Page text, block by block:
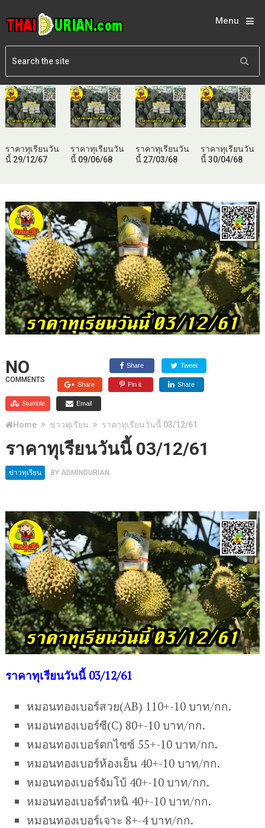
Menu
ราคาทุเรียนวัน
นี้ 29/12/67
ราคาทุเรียนวัน
นี้ 09/06/68
ราคาทุเรียนวัน
นี้ 27/03/68
ราคาทุเรียนวัน
นี้ 30/04/68
NO
COMMENTS
Share Tweet
Share Pin it Share
Stumble Email
Home ข่าวทุเรียน ราคาทุเรียนวันนี้ 03/12/61
ราคาทุเรียนวันนี้ 03/12/61
ข่าวทุเรียน BY ADMINDURIAN
ราคาทุเรียนวันนี้ 03/12/61
หมอนทองเบอร์สวย(AB) 110+-10 บาท/กก.
หมอนทองเบอร์ซี(C) 80+-10 บาท/กก.
หมอนทองเบอร์ตกไซซ์ 55+-10 บาท/กก.
หมอนทองเบอร์ห้องเย็น 40+-10 บาท/กก.
หมอนทองเบอร์จัมโบ้ 40+-10 บาท/กก.
หมอนทองเบอร์ตำหนิ 40+-10 บาท/กก.
หมอนทองเบอร์เจาะ 8+-4 บาท/กก.